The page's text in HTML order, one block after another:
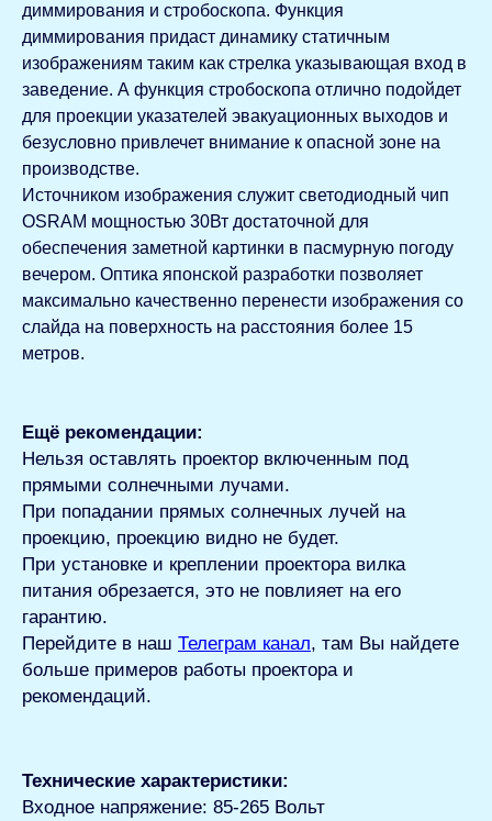
диммирования и стробоскопа. Функция
диммирования придаст динамику статичным
изображениям таким как стрелка указывающая вход в
заведение. А функция стробоскопа отлично подойдет
для проекции указателей эвакуационных выходов и
безусловно привлечет внимание к опасной зоне на
производстве.
Источником изображения служит светодиодный чип
OSRAM мощностью 30Вт достаточной для
обеспечения заметной картинки в пасмурную погоду
вечером. Оптика японской разработки позволяет
максимально качественно перенести изображения со
слайда на поверхность на расстояния более 15
метров.
Ещё рекомендации:
Нельзя оставлять проектор включенным под
прямыми солнечными лучами.
При попадании прямых солнечных лучей на
проекцию, проекцию видно не будет.
При установке и креплении проектора вилка
питания обрезается, это не повлияет на его
гарантию.
Перейдите в наш Телеграм канал, там Вы найдете
больше примеров работы проектора и
рекомендаций.
Технические характеристики:
Входное напряжение: 85-265 Вольт